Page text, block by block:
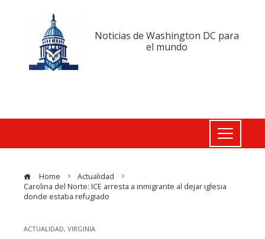
Noticias de Washington DC para
el mundo
Home
Actualidad
Carolina del Norte: ICE arresta a inmigrante al dejar iglesia
donde estaba refugiado
ACTUALIDAD, VIRGINIA